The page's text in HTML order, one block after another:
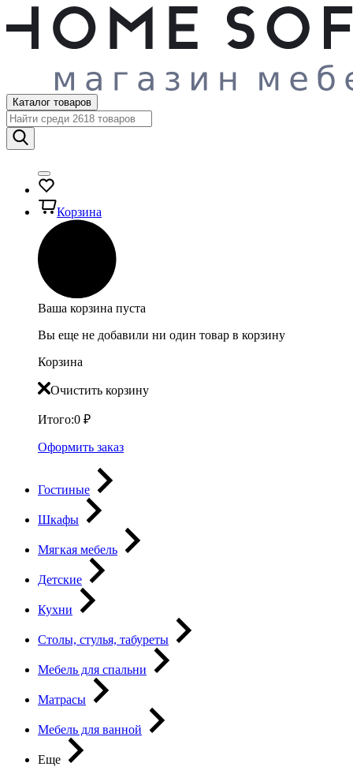
Каталог товаров
Корзина
Ваша корзина пуста
Вы еще не добавили ни один товар в корзину
Корзина
Очистить корзину
Итого:0 ₽
Оформить заказ
Гостиные
Шкафы
Мягкая мебель
Детские
Кухни
Столы, стулья, табуреты
Мебель для спальни
Матрасы
Мебель для ванной
Еще